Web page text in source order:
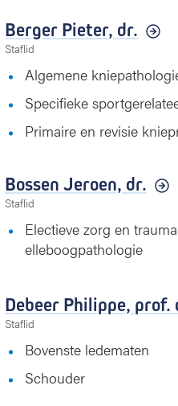
Berger Pieter, dr.
Staflid
Algemene
Specifieke
Primaire en revisie
Bossen Jeroen, dr.
Staflid
Electieve zorg en
elleboogpathologie
Debeer Philippe, prof.
Staflid
Bovenste ledematen
Schouder